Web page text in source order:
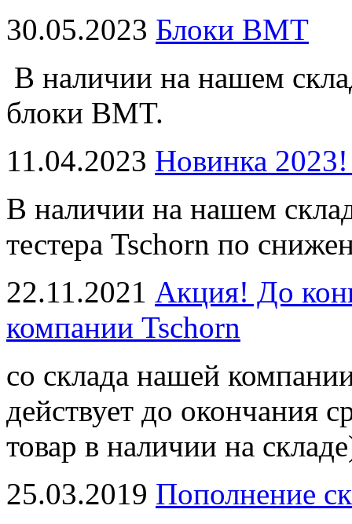
30.05.2023 Блоки BMT
В наличии на нашем
блоки BMT.
11.04.2023 Новинка
В наличии на нашем
тестера Tschorn по
22.11.2021 Акция! До
компании Tschorn
со склада нашей
действует до окончания
товар в наличии на
25.03.2019 Пополнение